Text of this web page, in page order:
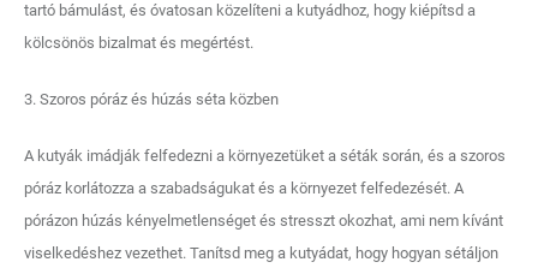
tartó bámulást, és óvatosan közelíteni a kutyádhoz, hogy kiépítsd a
kölcsönös bizalmat és megértést.
3. Szoros póráz és húzás séta közben
A kutyák imádják felfedezni a környezetüket a séták során, és a szoros
póráz korlátozza a szabadságukat és a környezet felfedezését. A
pórázon húzás kényelmetlenséget és stresszt okozhat, ami nem kívánt
viselkedéshez vezethet. Tanítsd meg a kutyádat, hogy hogyan sétáljon